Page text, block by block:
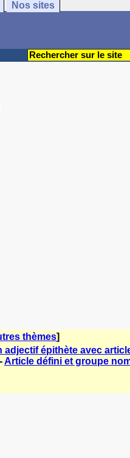
Nos sites
thèmes]
adjectif épithète avec
Article défini et groupe